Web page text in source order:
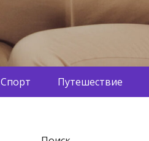
Спорт Путешествие